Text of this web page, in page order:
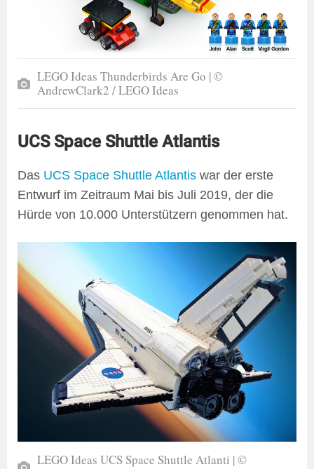
LEGO Ideas Thunderbirds Are Go | ©
AndrewClark2 / LEGO Ideas
UCS Space Shuttle Atlantis
Das UCS Space Shuttle Atlantis war der erste
Entwurf im Zeitraum Mai bis Juli 2019, der die
Hürde von 10.000 Unterstützern genommen hat.
LEGO Ideas UCS Space Shuttle Atlanti | ©